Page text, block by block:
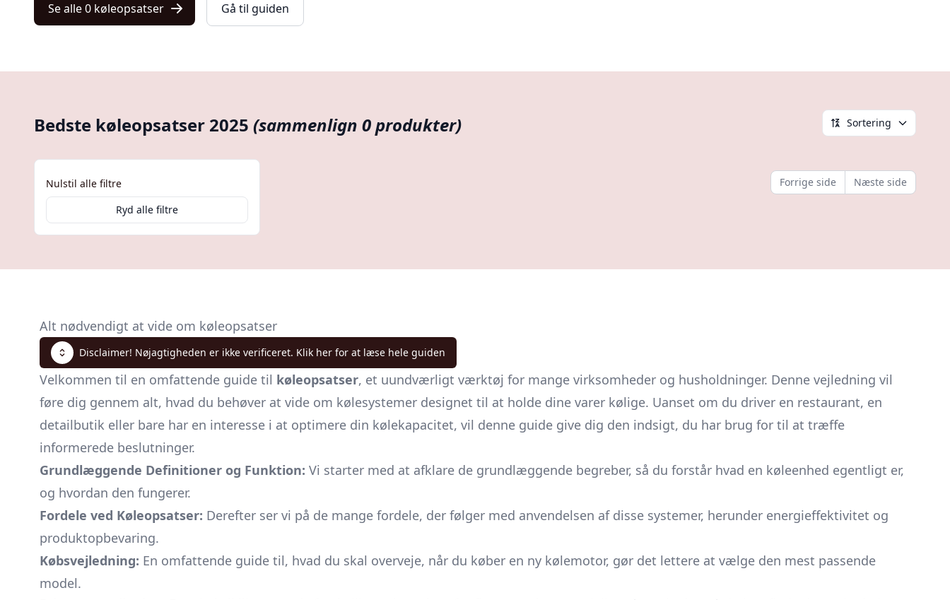
Se alle 0 køleopsatser Gå til guiden
Bedste køleopsatser 2025 (sammenlign 0 produkter) Sortering
Nulstil alle filtre
Ryd alle filtre
Forrige side Næste side
Alt nødvendigt at vide om køleopsatser
Disclaimer! Nøjagtigheden er ikke verificeret. Klik her for at læse hele guiden
Velkommen til en omfattende guide til køleopsatser, et uundværligt værktøj for mange virksomheder og husholdninger. Denne vejledning vil
føre dig gennem alt, hvad du behøver at vide om kølesystemer designet til at holde dine varer kølige. Uanset om du driver en restaurant, en
detailbutik eller bare har en interesse i at optimere din kølekapacitet, vil denne guide give dig den indsigt, du har brug for til at træffe
informerede beslutninger.
Grundlæggende Definitioner og Funktion: Vi starter med at afklare de grundlæggende begreber, så du forstår hvad en køleenhed egentligt er,
og hvordan den fungerer.
Fordele ved Køleopsatser: Derefter ser vi på de mange fordele, der følger med anvendelsen af disse systemer, herunder energieffektivitet og
produktopbevaring.
Købsvejledning: En omfattende guide til, hvad du skal overveje, når du køber en ny kølemotor, gør det lettere at vælge den mest passende
model.